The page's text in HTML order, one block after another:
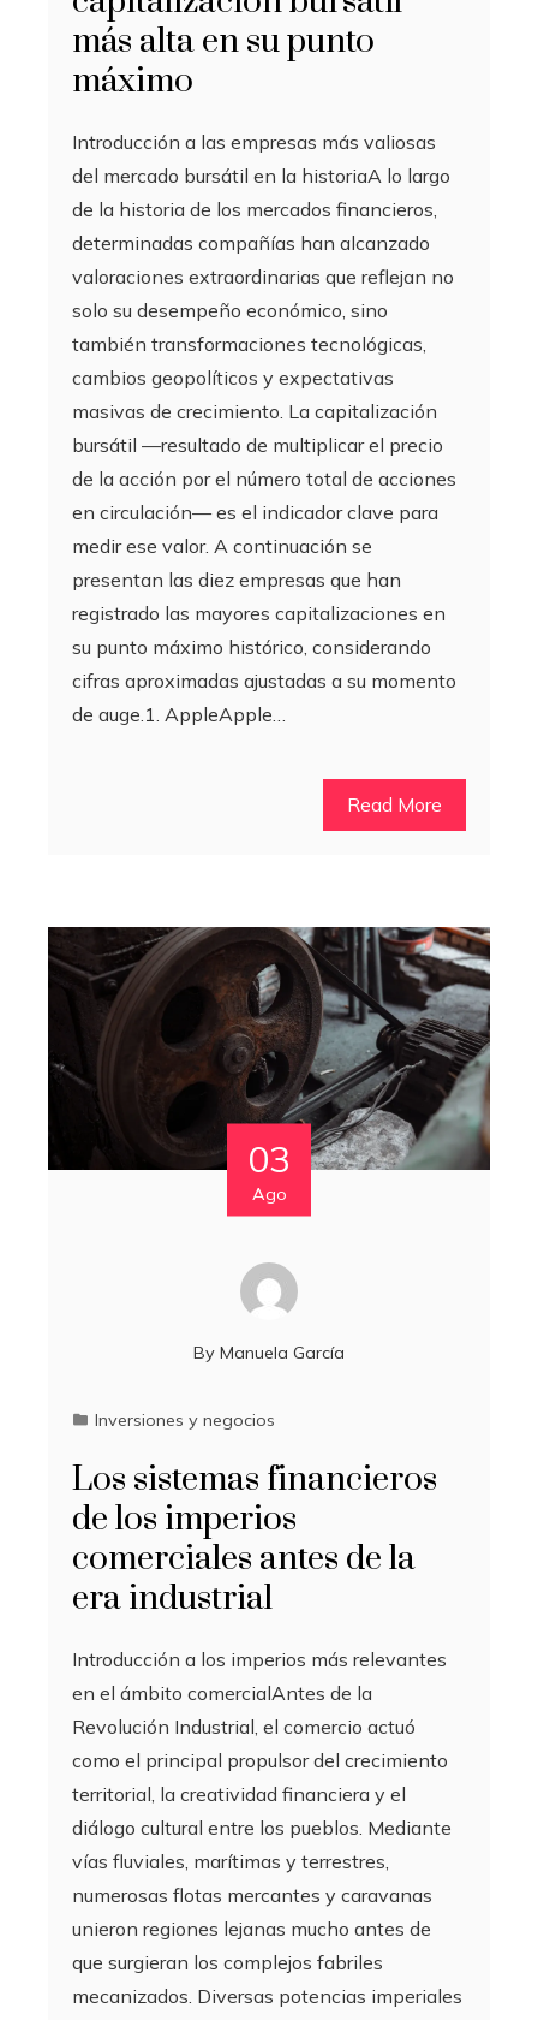
más alta en su punto
máximo
Introducción a las empresas más valiosas
del mercado bursátil en la historiaA lo largo
de la historia de los mercados financieros,
determinadas compañías han alcanzado
valoraciones extraordinarias que reflejan no
solo su desempeño económico, sino
también transformaciones tecnológicas,
cambios geopolíticos y expectativas
masivas de crecimiento. La capitalización
bursátil —resultado de multiplicar el precio
de la acción por el número total de acciones
en circulación— es el indicador clave para
medir ese valor. A continuación se
presentan las diez empresas que han
registrado las mayores capitalizaciones en
su punto máximo histórico, considerando
cifras aproximadas ajustadas a su momento
de auge.1. AppleApple…
Read More
03
Ago
By Manuela García
Inversiones y negocios
Los sistemas financieros
de los imperios
comerciales antes de la
era industrial
Introducción a los imperios más relevantes
en el ámbito comercialAntes de la
Revolución Industrial, el comercio actuó
como el principal propulsor del crecimiento
territorial, la creatividad financiera y el
diálogo cultural entre los pueblos. Mediante
vías fluviales, marítimas y terrestres,
numerosas flotas mercantes y caravanas
unieron regiones lejanas mucho antes de
que surgieran los complejos fabriles
mecanizados. Diversas potencias imperiales